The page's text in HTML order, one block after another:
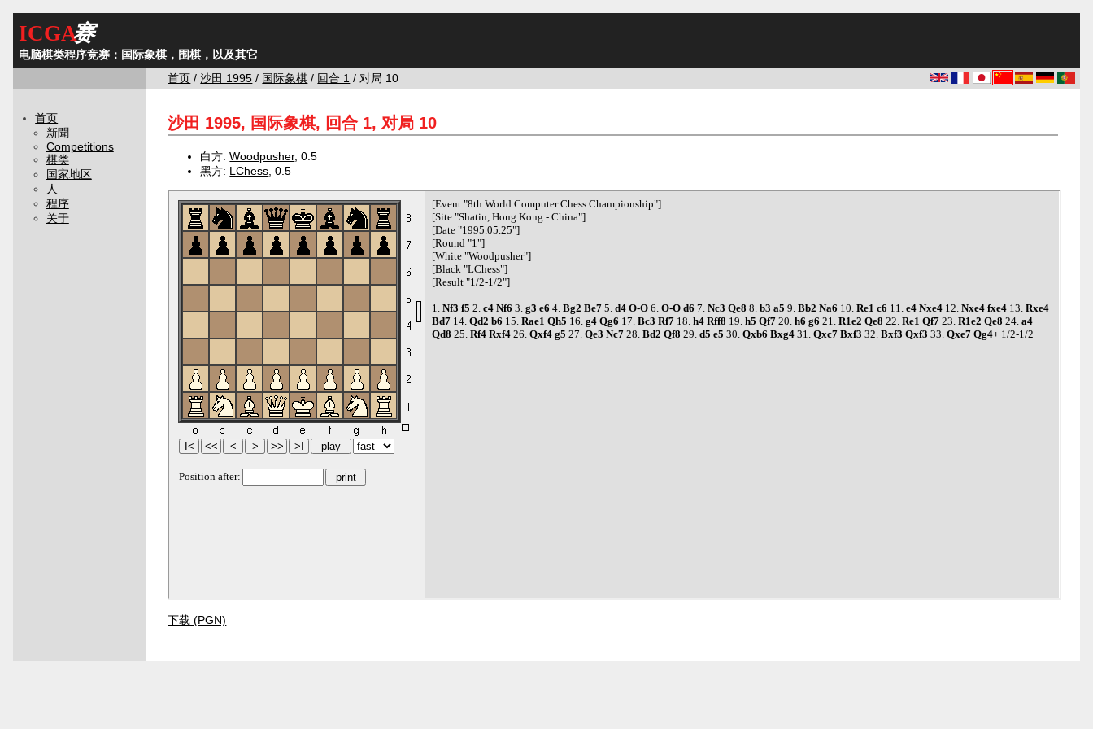
ICGA赛
电脑棋类程序竞赛：国际象棋，围棋，以及其它
首页 /沙田 1995 / 国际象棋 / 回合 1 / 对局 10
首页
新聞
Competitions
棋类
国家地区
人
程序
关于
沙田 1995, 国际象棋, 回合 1, 对局 10
白方:Woodpusher, 0.5
黑方:
LChess , 0.5
下载 (PGN)